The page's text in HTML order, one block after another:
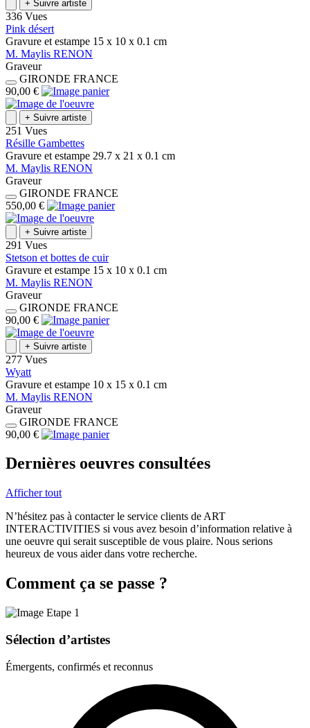
+ Suivre artiste
336 Vues
Pink désert
Gravure et estampe 15 x 10 x 0.1 cm
M. Maylis RENON
Graveur
GIRONDE FRANCE
90,00 €
+ Suivre artiste
251 Vues
Résille Gambettes
Gravure et estampe 29.7 x 21 x 0.1 cm
M. Maylis RENON
Graveur
GIRONDE FRANCE
550,00 €
+ Suivre artiste
291 Vues
Stetson et bottes de cuir
Gravure et estampe 15 x 10 x 0.1 cm
M. Maylis RENON
Graveur
GIRONDE FRANCE
90,00 €
+ Suivre artiste
277 Vues
Wyatt
Gravure et estampe 10 x 15 x 0.1 cm
M. Maylis RENON
Graveur
GIRONDE FRANCE
90,00 €
Dernières oeuvres consultées
Afficher tout
N’hésitez pas à contacter le service clients de ART
INTERACTIVITIES si vous avez besoin d’information relative à
une oeuvre qui serait susceptible de vous plaire. Nous serions
heureux de vous aider dans votre recherche.
Comment ça se passe ?
Sélection d’artistes
Émergents, confirmés et reconnus